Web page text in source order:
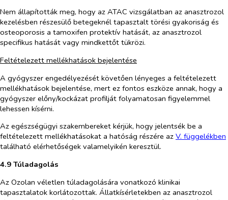
Nem állapították meg, hogy az ATAC vizsgálatban az anasztrozol
kezelésben részesülő betegeknél tapasztalt törési gyakoriság és
osteoporosis a tamoxifen protektív hatását, az anasztrozol
specifikus hatását vagy mindkettőt tükrözi.
Feltételezett mellékhatások bejelentése
A gyógyszer engedélyezését követően lényeges a feltételezett
mellékhatások bejelentése, mert ez fontos eszköze annak, hogy a
gyógyszer előny/kockázat profilját folyamatosan figyelemmel
lehessen kísérni.
Az egészségügyi szakembereket kérjük, hogy jelentsék be a
feltételezett mellékhatásokat a hatóság részére az V. függelékben
található elérhetőségek valamelyikén keresztül.
4.9 Túladagolás
Az Ozolan véletlen túladagolására vonatkozó klinikai
tapasztalatok korlátozottak. Állatkísérletekben az anasztrozol